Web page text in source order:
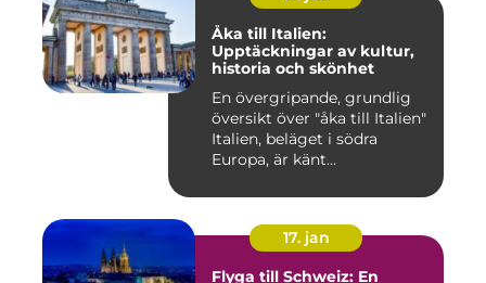
Åka till Italien:
Upptäckningar av kultur,
historia och skönhet
En övergripande, grundlig
översikt över "åka till Italien"
Italien, beläget i södra
Europa, är känt...
17. jan
Flyga till Schweiz: En